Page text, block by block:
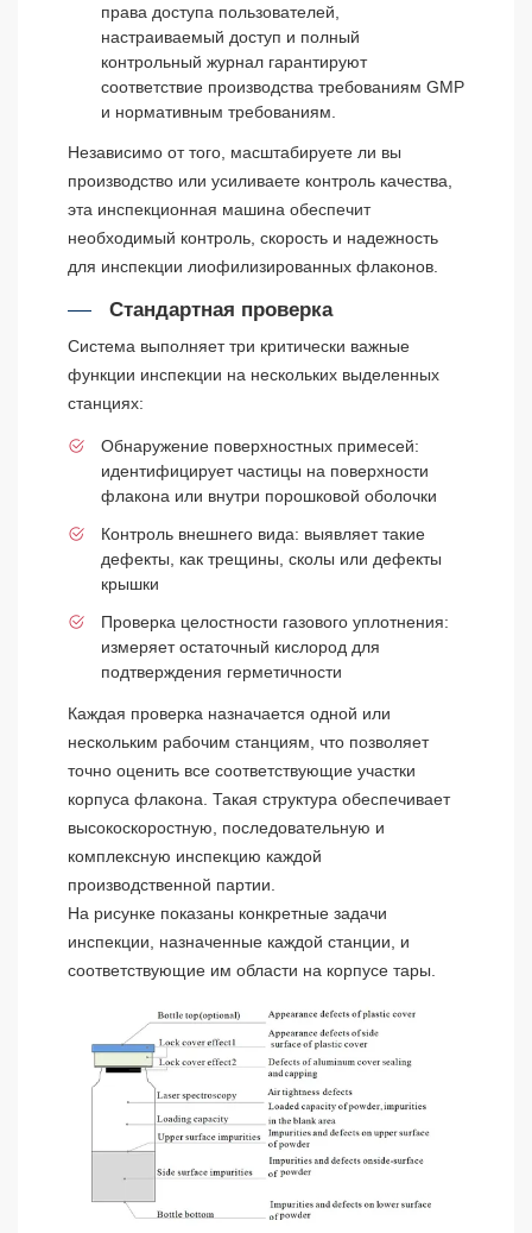
права доступа пользователей,
настраиваемый доступ и полный
контрольный журнал гарантируют
соответствие производства требованиям GMP
и нормативным требованиям.
Независимо от того, масштабируете ли вы
производство или усиливаете контроль качества,
эта инспекционная машина обеспечит
необходимый контроль, скорость и надежность
для инспекции лиофилизированных флаконов.
Стандартная проверка
Система выполняет три критически важные
функции инспекции на нескольких выделенных
станциях:
Обнаружение поверхностных примесей:
идентифицирует частицы на поверхности
флакона или внутри порошковой оболочки
Контроль внешнего вида: выявляет такие
дефекты, как трещины, сколы или дефекты
крышки
Проверка целостности газового уплотнения:
измеряет остаточный кислород для
подтверждения герметичности
Каждая проверка назначается одной или
нескольким рабочим станциям, что позволяет
точно оценить все соответствующие участки
корпуса флакона. Такая структура обеспечивает
высокоскоростную, последовательную и
комплексную инспекцию каждой
производственной партии.
На рисунке показаны конкретные задачи
инспекции, назначенные каждой станции, и
соответствующие им области на корпусе тары.